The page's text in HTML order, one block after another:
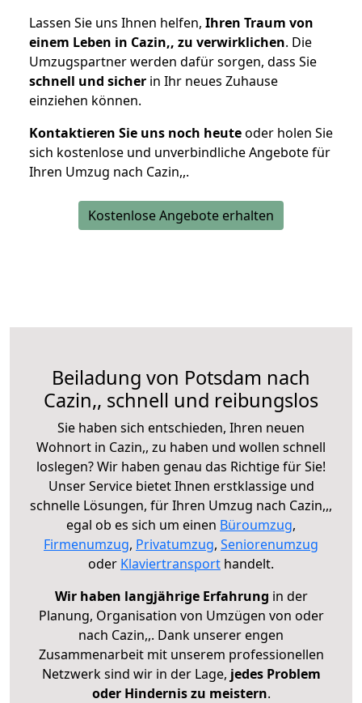
Lassen Sie uns Ihnen helfen, Ihren Traum von
einem Leben in Cazin,, zu verwirklichen. Die
Umzugspartner werden dafür sorgen, dass Sie
schnell und sicher in Ihr neues Zuhause
einziehen können.
Kontaktieren Sie uns noch heuteoder holen Sie
sich kostenlose und unverbindliche Angebote für
Ihren Umzug nach Cazin,,.
Kostenlose Angebote erhalten
Beiladung von Potsdam nach
Cazin,, schnell und reibungslos
Sie haben sich entschieden, Ihren neuen
Wohnort in Cazin,, zu haben und wollen schnell
loslegen? Wir haben genau das Richtige für Sie!
Unser Service bietet Ihnen erstklassige und
schnelle Lösungen, für Ihren Umzug nach Cazin,,,
egal ob es sich um einen Büroumzug,
Firmenumzug, Privatumzug, Seniorenumzug
oder Klaviertransport handelt.
Wir haben langjährige Erfahrung in der
Planung, Organisation von Umzügen von oder
nach Cazin,,. Dank unserer engen
Zusammenarbeit mit unserem professionellen
Netzwerk sind wir in der Lage, jedes Problem
oder Hindernis zu meistern.